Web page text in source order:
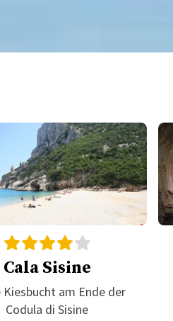
Cala Sisine
Kiesbucht am Ende der
Codula di Sisine